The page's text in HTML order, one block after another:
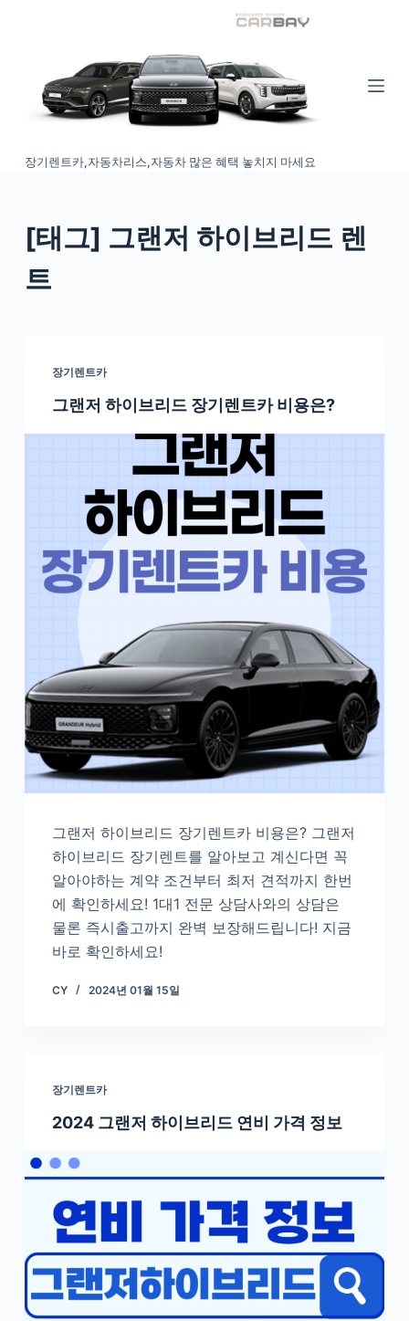
c장기렌트카,자동차리스,자동차 많은 혜택 놓치지 마세요
[태그] 그랜저 하이브리드 렌
트
장기렌트카
그랜저 하이브리드 장기렌트카 비용은?
그랜저 하이브리드 장기렌트카 비용은? 그랜저
하이브리드 장기렌트를 알아보고 계신다면 꼭
알아야하는 계약 조건부터 최저 견적까지 한번
에 확인하세요! 1대1 전문 상담사와의 상담은
물론 즉시출고까지 완벽 보장해드립니다! 지금
바로 확인하세요!
CY 2024년 01월 15일
장기렌트카
2024 그랜저 하이브리드 연비 가격 정보